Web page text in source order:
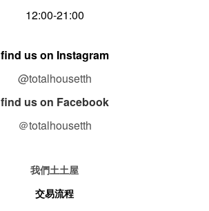
12:00-21:00
find us on Instagram
@totalhousetth
find us on Facebook
＠totalhousetth
我們土土屋
交易流程